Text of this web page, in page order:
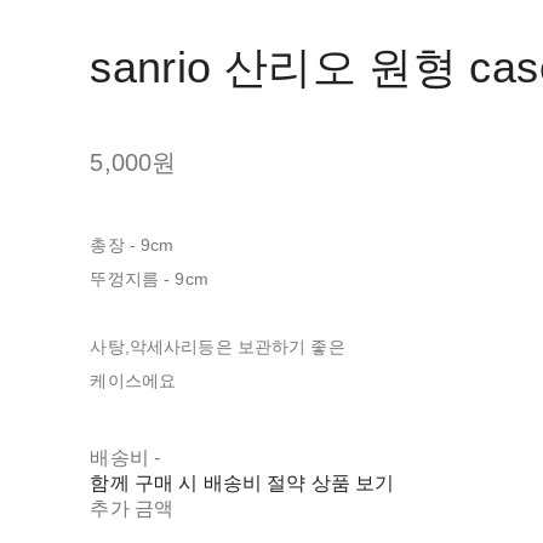
sanrio 산리오 원형
5,000원
총장 - 9cm
뚜껑지름 - 9cm
사탕,악세사리등은 보관하기 좋은
케이스에요
배송비-
함께 구매 시 배송비 절약 상품 보기
추가 금액